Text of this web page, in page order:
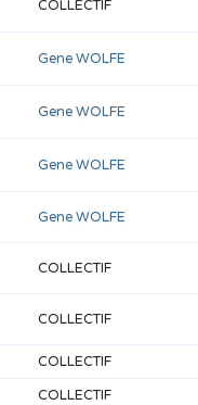
COLLECTIF
Gene WOLFE
Gene WOLFE
Gene WOLFE
Gene WOLFE
COLLECTIF
COLLECTIF
COLLECTIF
COLLECTIF